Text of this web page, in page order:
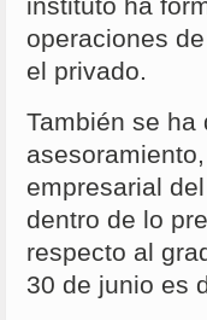
instituto ha
operaciones
el privado.
También se
empresarial
dentro de lo
respecto al
30 de junio es